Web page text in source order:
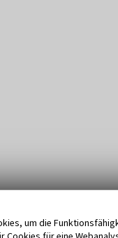
um die